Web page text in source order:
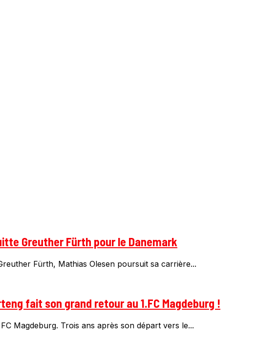
Greuther Fürth pour le Danemark
Fürth, Mathias Olesen poursuit sa carrière...
fait son grand retour au 1.FC Magdeburg !
Magdeburg. Trois ans après son départ vers le...